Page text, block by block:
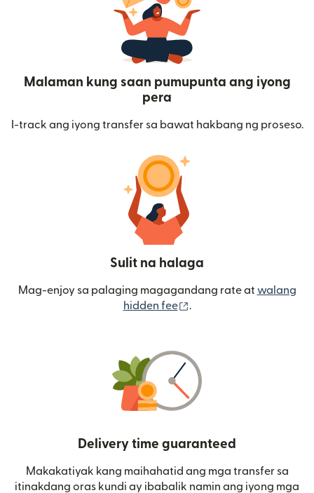
Malaman kung saan pumupunta ang iyong
pera
I-track ang iyong transfer sa bawat hakbang ng proseso.
Sulit na halaga
Mag-enjoy sa palaging magagandang rate at walang
hidden fee
.
Delivery time guaranteed
Makakatiyak kang maihahatid ang mga transfer sa
itinakdang oras kundi ay ibabalik namin ang iyong mga